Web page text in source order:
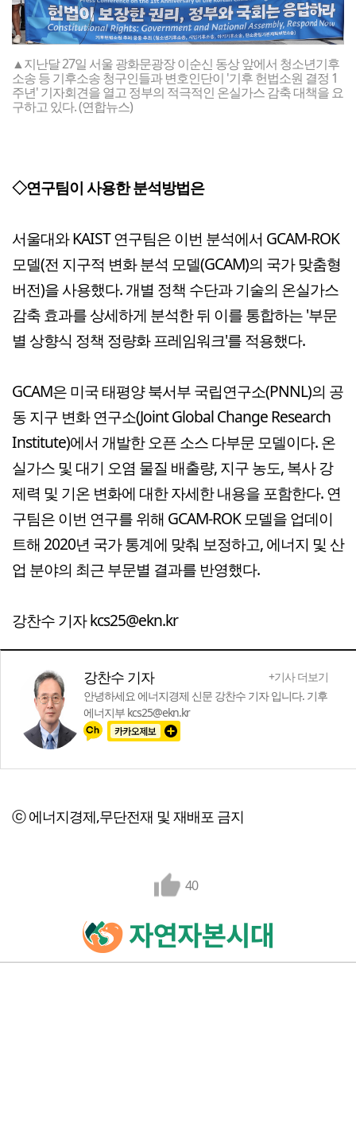
▲지난달 27일 서울 광화문광장 이순신 동상 앞에서 청소년기후
소송 등 기후소송 청구인들과 변호인단이 '기후 헌법소원 결정 1
주년' 기자회견을 열고 정부의 적극적인 온실가스 감축 대책을 요
구하고 있다. (연합뉴스)
◇연구팀이 사용한 분석방법은
서울대와 KAIST 연구팀은 이번 분석에서 GCAM-ROK
모델(전 지구적 변화 분석 모델(GCAM)의 국가 맞춤형
버전)을 사용했다. 개별 정책 수단과 기술의 온실가스
감축 효과를 상세하게 분석한 뒤 이를 통합하는 '부문
별 상향식 정책 정량화 프레임워크'를 적용했다.
GCAM은 미국 태평양 북서부 국립연구소(PNNL)의 공
동 지구 변화 연구소(Joint Global Change Research
Institute)에서 개발한 오픈 소스 다부문 모델이다. 온
실가스 및 대기 오염 물질 배출량, 지구 농도, 복사 강
제력 및 기온 변화에 대한 자세한 내용을 포함한다. 연
구팀은 이번 연구를 위해 GCAM-ROK 모델을 업데이
트해 2020년 국가 통계에 맞춰 보정하고, 에너지 및 산
업 분야의 최근 부문별 결과를 반영했다.
강찬수 기자 kcs25@ekn.kr
강찬수 기자
+기사 더보기
안녕하세요 에너지경제 신문 강찬수 기자 입니다. 기후
에너지부 kcs25@ekn.kr
ⓒ 에너지경제,무단전재 및 재배포 금지
40